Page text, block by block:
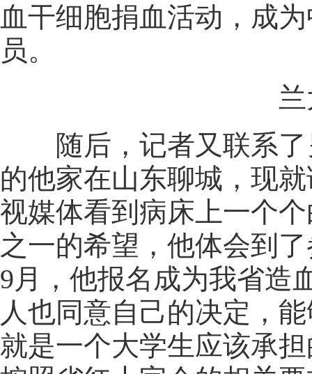
血干细胞捐血活动，成
员。
兰大
随后，记者又联系了
的他家在山东聊城，现
视媒体看到病床上一个
之一的希望，他体会到
9月，他报名成为我省造
人也同意自己的决定，
就是一个大学生应该承